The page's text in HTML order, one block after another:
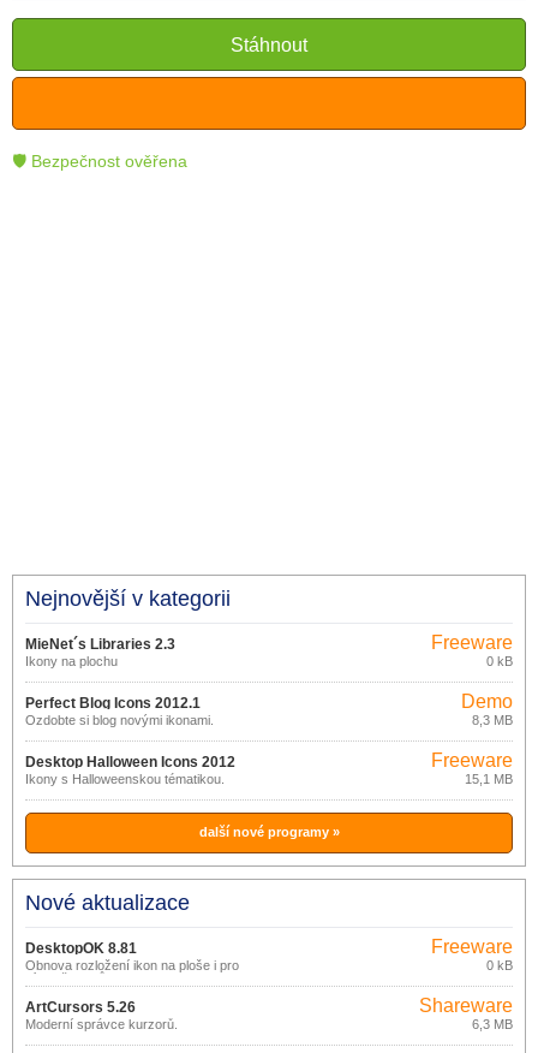
pomáhají čtenářům lépe porozumět a využít
moderní technologie.
Stáhnout
🛡 Bezpečnost ověřena
Nejnovější v kategorii
MieNet´s Libraries 2.3
Ikony na plochu
Freeware
0 kB
Perfect Blog Icons 2012.1
Ozdobte si blog novými ikonami.
Demo
8,3 MB
Desktop Halloween Icons 2012
Ikony s Halloweenskou tématikou.
Freeware
15,1 MB
další nové programy »
Nové aktualizace
DesktopOK 8.81
Obnova rozložení ikon na ploše i pro
více uživatelů.
Freeware
0 kB
ArtCursors 5.26
Moderní správce kurzorů.
Shareware
6,3 MB